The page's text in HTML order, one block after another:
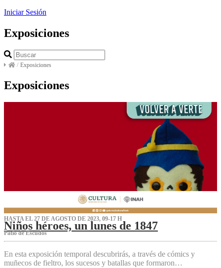
Iniciar Sesión
Exposiciones
/ Exposiciones
Exposiciones
HASTA EL 27 DE AGOSTO DE 2023, 09-17 H
Niños héroes, un lunes de 1847
Patio de Escudos
En esta exposición temporal descubrirás, a través de cómics y
muñecos de fieltro, los sucesos y batallas que formaron…